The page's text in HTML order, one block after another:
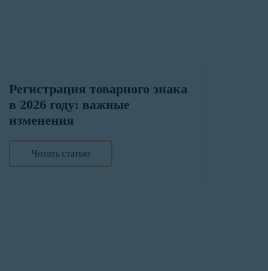
Регистрация товарного знака
в 2026 году: важные
изменения
Читать статью